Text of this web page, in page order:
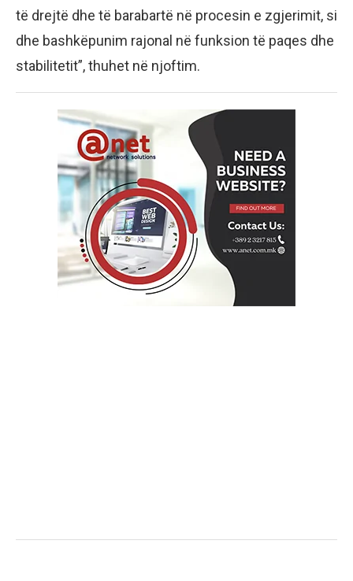
të drejtë dhe të barabartë në procesin e zgjerimit, si
dhe bashkëpunim rajonal në funksion të paqes dhe
stabilitetit”, thuhet në njoftim.